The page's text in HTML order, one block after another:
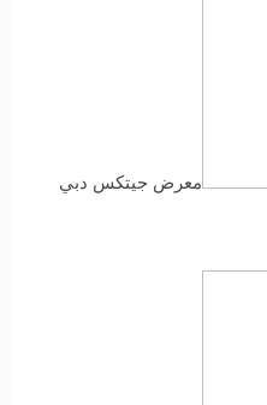
معرض جيتكس دبي